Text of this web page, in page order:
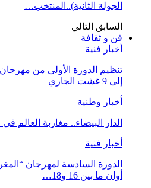
الجولة الثانية)..المنتخب…
السابق التالي
فن و ثقافة
أخبار فنية
إلى 9 غشت الجاري
أخبار وطنية
الدار البيضاء.. مغاربة العالم
أخبار فنية
الدورة السادسة لمهرجان
أوان ما بين 16 و18…